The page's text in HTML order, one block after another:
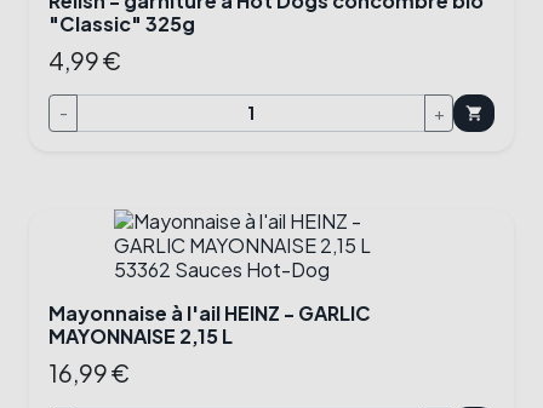
"Classic" 325g
4,99 €
- + shopping_cart
Mayonnaise à l'ail HEINZ - GARLIC
MAYONNAISE 2,15 L
16,99 €